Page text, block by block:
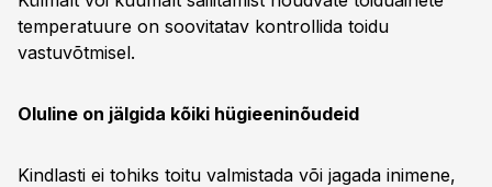
temperatuure on soovitatav kontrollida toidu
vastuvõtmisel.
Oluline on jälgida kõiki hügieeninõudeid
Kindlasti ei tohiks toitu valmistada või jagada inimene,